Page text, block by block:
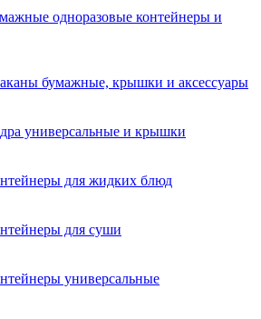
одноразовые контейнеры и
бумажные, крышки и аксессуары
универсальные и крышки
для жидких блюд
для суши
универсальные